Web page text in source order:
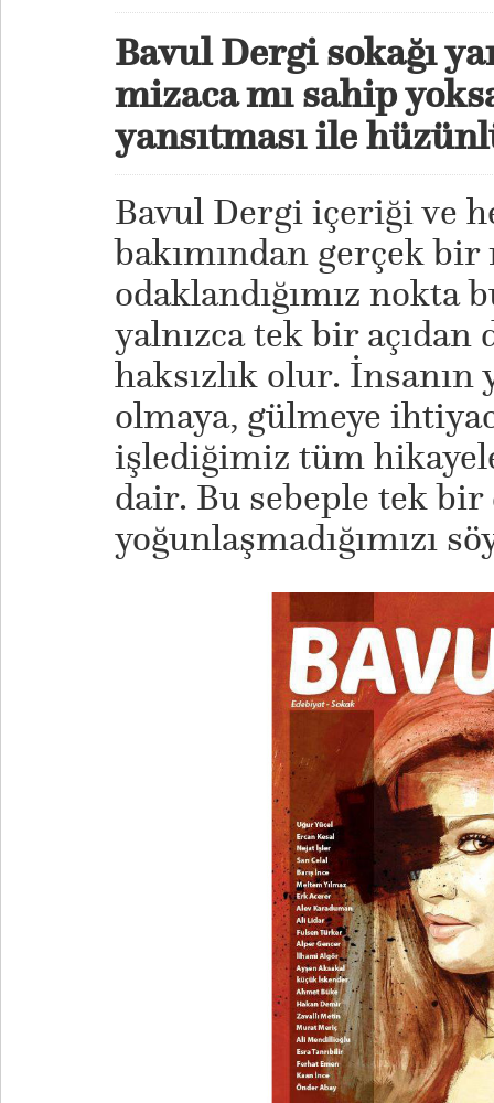
Bavul Dergi sokağı
mizaca mı sahip
yansıtması ile
Bavul Dergi içeriği ve
bakımından gerçek bir
odaklandığımız
yalnızca tek bir
haksızlık olur.
olmaya, gülmeye
işlediğimiz tüm
dair. Bu sebeple tek
yoğunlaşmadığımızı